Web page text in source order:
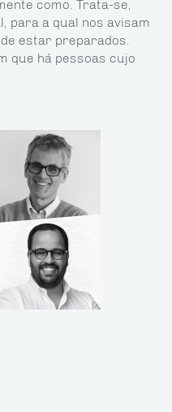
como. Trata-se,
para a qual nos avisam
estar preparados.
que há pessoas cujo